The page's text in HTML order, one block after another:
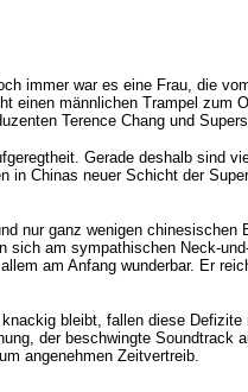
immer war es eine Frau, die
einen männlichen Trampel zum
Terence Chang und
Gerade deshalb sind
Chinas neuer Schicht der
nur ganz wenigen
am sympathischen Neck-
am Anfang wunderbar. Er
bleibt, fallen diese
der beschwingte Soundtrack
angenehmen Zeitvertreib.